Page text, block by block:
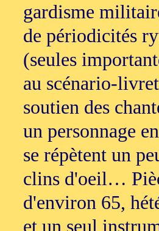
gardisme
de périodicités
(seules
au scénario-
soutien des
un personnage
se répètent un
clins d'oeil…
d'environ 65,
et un seul